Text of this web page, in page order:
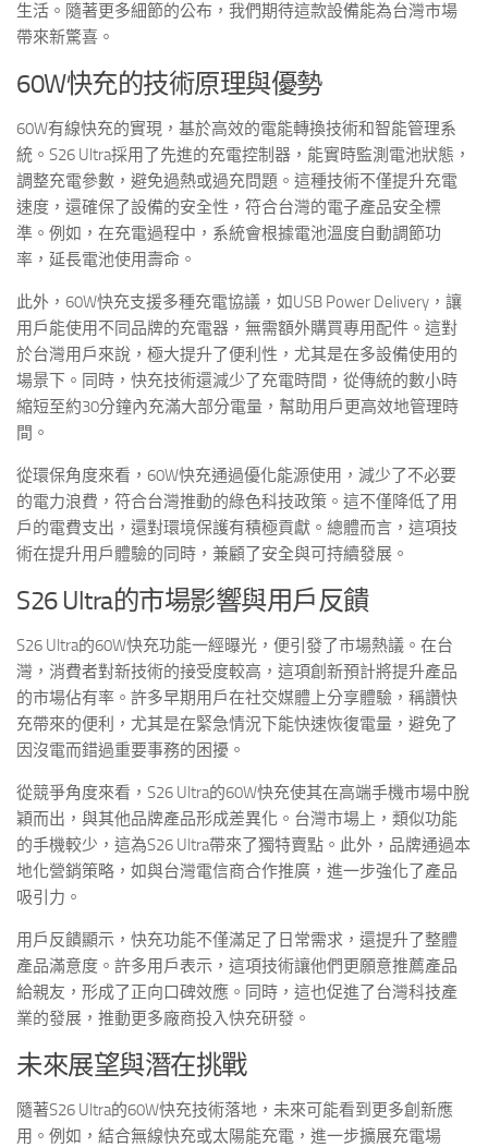
生活。隨著更多細節的公布，我們期待這款設備能為台灣市場
帶來新驚喜。
60W快充的技術原理與優勢
60W有線快充的實現，基於高效的電能轉換技術和智能管理系
統。S26 Ultra採用了先進的充電控制器，能實時監測電池狀態，
調整充電參數，避免過熱或過充問題。這種技術不僅提升充電
速度，還確保了設備的安全性，符合台灣的電子產品安全標
準。例如，在充電過程中，系統會根據電池溫度自動調節功
率，延長電池使用壽命。
此外，60W快充支援多種充電協議，如USB Power Delivery，讓
用戶能使用不同品牌的充電器，無需額外購買專用配件。這對
於台灣用戶來說，極大提升了便利性，尤其是在多設備使用的
場景下。同時，快充技術還減少了充電時間，從傳統的數小時
縮短至約30分鐘內充滿大部分電量，幫助用戶更高效地管理時
間。
從環保角度來看，60W快充通過優化能源使用，減少了不必要
的電力浪費，符合台灣推動的綠色科技政策。這不僅降低了用
戶的電費支出，還對環境保護有積極貢獻。總體而言，這項技
術在提升用戶體驗的同時，兼顧了安全與可持續發展。
S26 Ultra的市場影響與用戶反饋
S26 Ultra的60W快充功能一經曝光，便引發了市場熱議。在台
灣，消費者對新技術的接受度較高，這項創新預計將提升產品
的市場佔有率。許多早期用戶在社交媒體上分享體驗，稱讚快
充帶來的便利，尤其是在緊急情況下能快速恢復電量，避免了
因沒電而錯過重要事務的困擾。
從競爭角度來看，S26 Ultra的60W快充使其在高端手機市場中脫
穎而出，與其他品牌產品形成差異化。台灣市場上，類似功能
的手機較少，這為S26 Ultra帶來了獨特賣點。此外，品牌通過本
地化營銷策略，如與台灣電信商合作推廣，進一步強化了產品
吸引力。
用戶反饋顯示，快充功能不僅滿足了日常需求，還提升了整體
產品滿意度。許多用戶表示，這項技術讓他們更願意推薦產品
給親友，形成了正向口碑效應。同時，這也促進了台灣科技產
業的發展，推動更多廠商投入快充研發。
未來展望與潛在挑戰
隨著S26 Ultra的60W快充技術落地，未來可能看到更多創新應
用。例如，結合無線快充或太陽能充電，進一步擴展充電場